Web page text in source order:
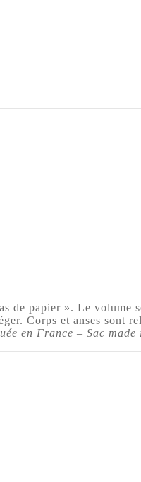
de papier ». Le
Corps et anses sont
en France – Sac made